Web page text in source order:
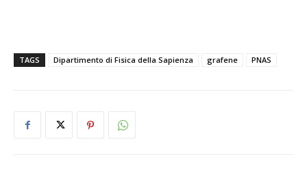
TAGS Dipartimento di Fisica della Sapienza grafene PNAS